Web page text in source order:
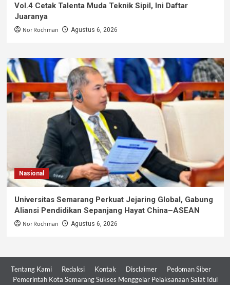
Vol.4 Cetak Talenta Muda Teknik Sipil, Ini Daftar
Juaranya
Nor Rochman Agustus 6, 2026
Nasional
Universitas Semarang Perkuat Jejaring Global, Gabung
Aliansi Pendidikan Sepanjang Hayat China–ASEAN
Nor Rochman Agustus 6, 2026
Tentang Kami Redaksi Kontak Disclaimer
Pedoman Siber
Pemerintah Kota Semarang Sukses Menggelar Pelaksanaan Salat Idul